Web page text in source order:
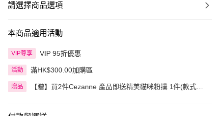
請選擇商品選項
本商品適用活動
VIP尊享 VIP 95折優惠
活動 滿HK$300.00加購區
贈品
【贈】買2件Cezanne 產品即送精美貓咪粉撲 1件(款式隨